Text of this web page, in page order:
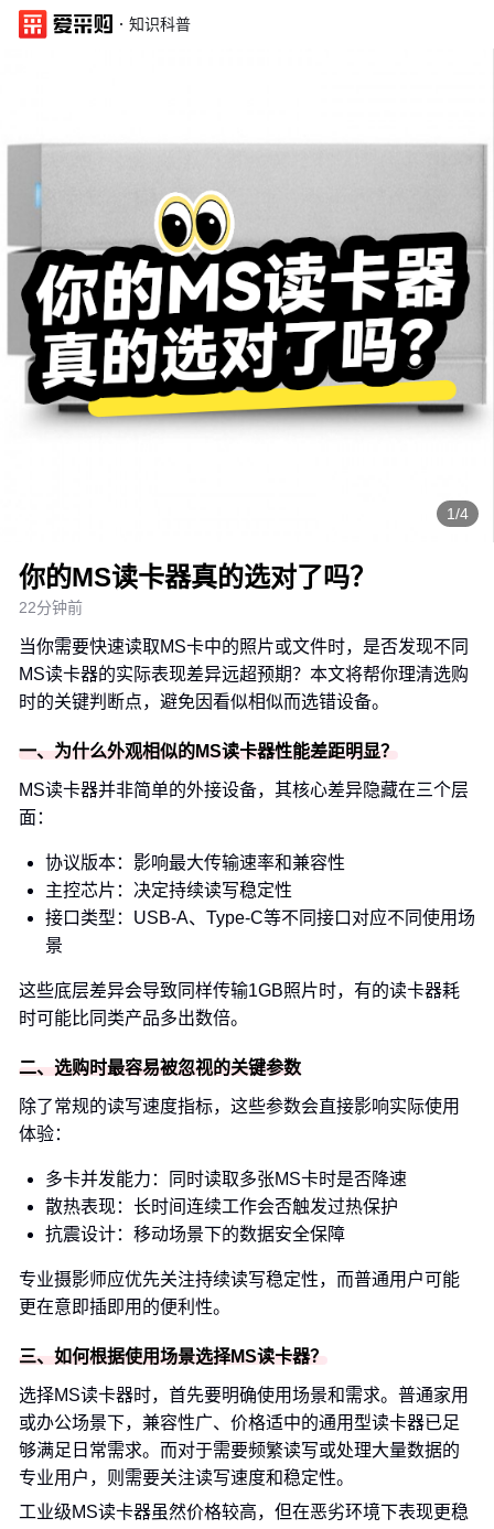
· 知识科普
1/4
你的MS读卡器真的选对了吗？
22分钟前
当你需要快速读取MS卡中的照片或文件时，是否发现不同
MS读卡器的实际表现差异远超预期？本文将帮你理清选购
时的关键判断点，避免因看似相似而选错设备。
一、为什么外观相似的MS读卡器性能差距明显？
MS读卡器并非简单的外接设备，其核心差异隐藏在三个层
面：
协议版本：影响最大传输速率和兼容性
主控芯片：决定持续读写稳定性
接口类型：USB-A、Type-C等不同接口对应不同使用场
景
这些底层差异会导致同样传输1GB照片时，有的读卡器耗
时可能比同类产品多出数倍。
二、选购时最容易被忽视的关键参数
除了常规的读写速度指标，这些参数会直接影响实际使用
体验：
多卡并发能力：同时读取多张MS卡时是否降速
散热表现：长时间连续工作会否触发过热保护
抗震设计：移动场景下的数据安全保障
专业摄影师应优先关注持续读写稳定性，而普通用户可能
更在意即插即用的便利性。
三、如何根据使用场景选择MS读卡器？
选择MS读卡器时，首先要明确使用场景和需求。普通家用
或办公场景下，兼容性广、价格适中的通用型读卡器已足
够满足日常需求。而对于需要频繁读写或处理大量数据的
专业用户，则需要关注读写速度和稳定性。
工业级MS读卡器虽然价格较高，但在恶劣环境下表现更稳